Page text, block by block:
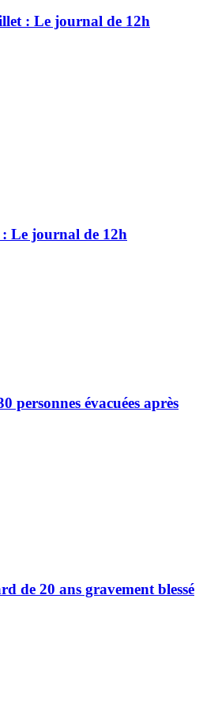
: Le journal de 12h
Le journal de 12h
personnes évacuées après
de 20 ans gravement blessé